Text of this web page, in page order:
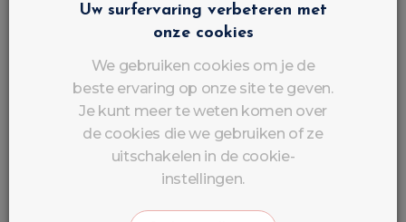
LED-/UV-lamp van minimaal 36 W
Door de fabrikant aanbevolen tijd
Hand in de juiste positie
De producten van LuluNails zijn compatibel met UV
Uw surfervaring verbeteren met
onze cookies
We gebruiken cookies om je de
beste ervaring op onze site te geven.
Je kunt meer te weten komen over
de cookies die we gebruiken of ze
uitschakelen in de cookie-
instellingen.